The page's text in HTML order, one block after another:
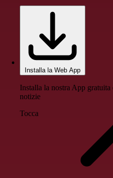
Installa la Web App
Installa la nostra App
notizie
Tocca